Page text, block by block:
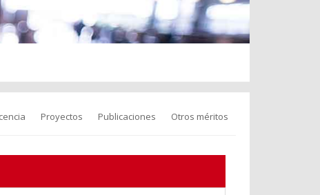
Proyectos Publicaciones Otros méritos